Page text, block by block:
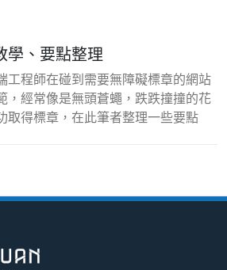
學、要點整理
工程師在碰到需要無障礙標章的網站
，經常像是無頭蒼蠅，跌跌撞撞的花
取得標章，在此筆者整理一些要點